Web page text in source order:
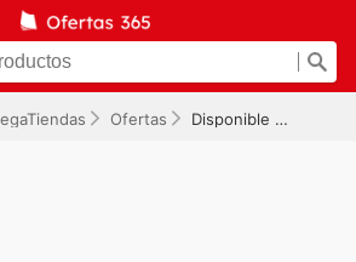
Ofertas Disponible hasta el 04/08/2025